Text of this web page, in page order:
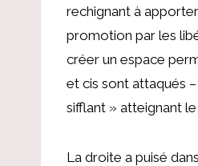
rechignant à
promotion par les
créer un espace
et cis sont attaqués
sifflant » atteignant
La droite a puisé